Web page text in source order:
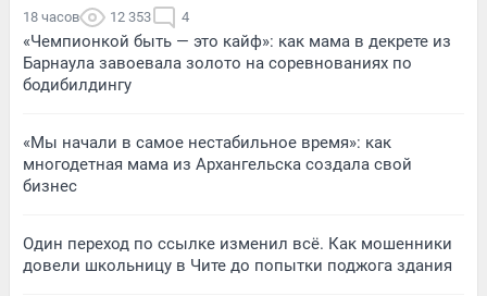
18 часов 12 353 4
«Чемпионкой быть — это кайф»: как мама в декрете из
Барнаула завоевала золото на соревнованиях по
бодибилдингу
«Мы начали в самое нестабильное время»: как
многодетная мама из Архангельска создала свой
бизнес
Один переход по ссылке изменил всё. Как мошенники
довели школьницу в Чите до попытки поджога здания